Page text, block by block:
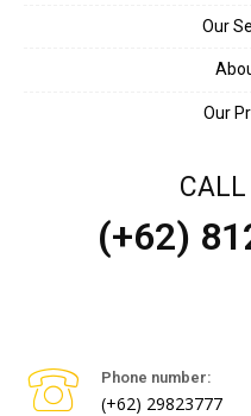
Our
Our
(+62)
Phone number:
(+62) 29823777